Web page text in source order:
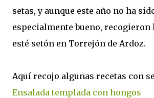
setas, y aunque este año no ha
especialmente bueno, recogieron
esté setón en Torrejón de Ardoz.
Aquí recojo algunas recetas con
Ensalada templada con hongos